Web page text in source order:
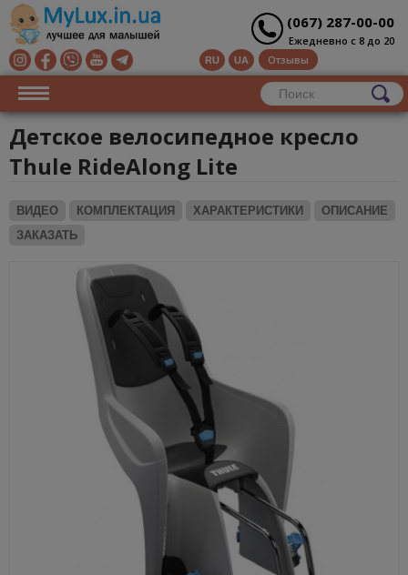
(067) 287-00-00
Ежедневно с 8 до 20
RU UA Отзывы
Детское велосипедное кресло
Thule RideAlong Lite
ВИДЕО КОМПЛЕКТАЦИЯ ХАРАКТЕРИСТИКИ
ОПИСАНИЕ
ЗАКАЗАТЬ